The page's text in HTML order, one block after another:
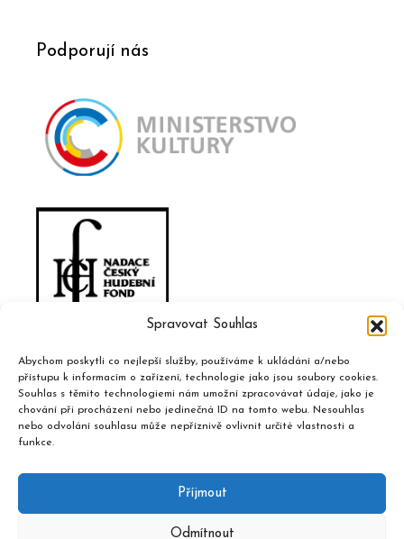
Spravovat Souhlas
Abychom poskytli co nejlepší služby, používáme k ukládání a/nebo
přístupu k informacím o zařízení, technologie jako jsou soubory cookies.
Souhlas s těmito technologiemi nám umožní zpracovávat údaje, jako je
chování při procházení nebo jedinečná ID na tomto webu. Nesouhlas
nebo odvolání souhlasu může nepříznivě ovlivnit určité vlastnosti a
funkce.
Příjmout
Odmítnout
Podporují nás